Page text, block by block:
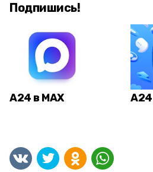
Подпишись!
А24 в MAX А24